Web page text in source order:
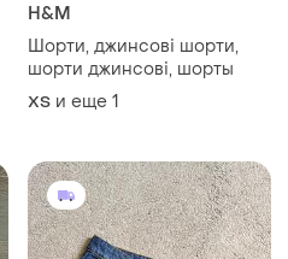
H&M
Шорти, джинсові шорти,
шорти джинсові, шорты
ХS и еще 1